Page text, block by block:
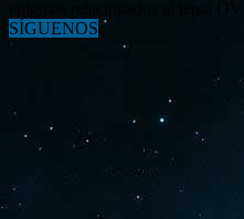
enigmas relacionados al tema
SÍGUENOS